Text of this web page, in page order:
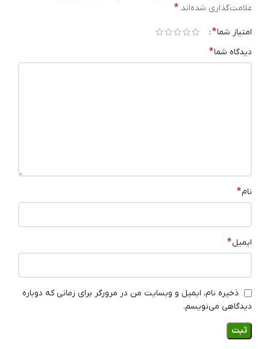
علامت‌گذاری شده‌اند *
امتیاز شما*
دیدگاه شما*
نام*
ایمیل*
ذخیره نام، ایمیل و وبسایت من در مرورگر برای زمانی که دوباره
دیدگاهی می‌نویسم.